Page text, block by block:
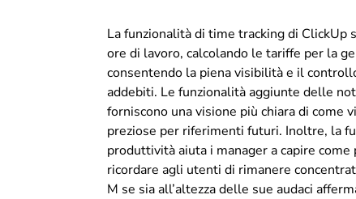
La funzionalità di time tracking di
ore di lavoro, calcolando le tariffe per la
consentendo la piena visibilità e il
addebiti. Le funzionalità aggiunte delle
forniscono una visione più chiara di come
preziose per riferimenti futuri. Inoltre, la
produttività aiuta i manager a capire
ricordare agli utenti di rimanere
M se sia all’altezza delle sue audaci